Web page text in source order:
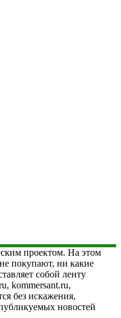
проектом. На этом
покупают, ни какие
собой ленту
kommersant.ru,
без искажения,
новостей